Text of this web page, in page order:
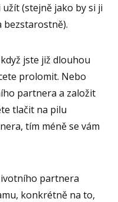
(stejně jako by si ji
bezstarostně).
jste již dlouhou
prolomit. Nebo
partnera a založit
tlačit na pilu
tím méně se vám
partnera
konkrétně na to,